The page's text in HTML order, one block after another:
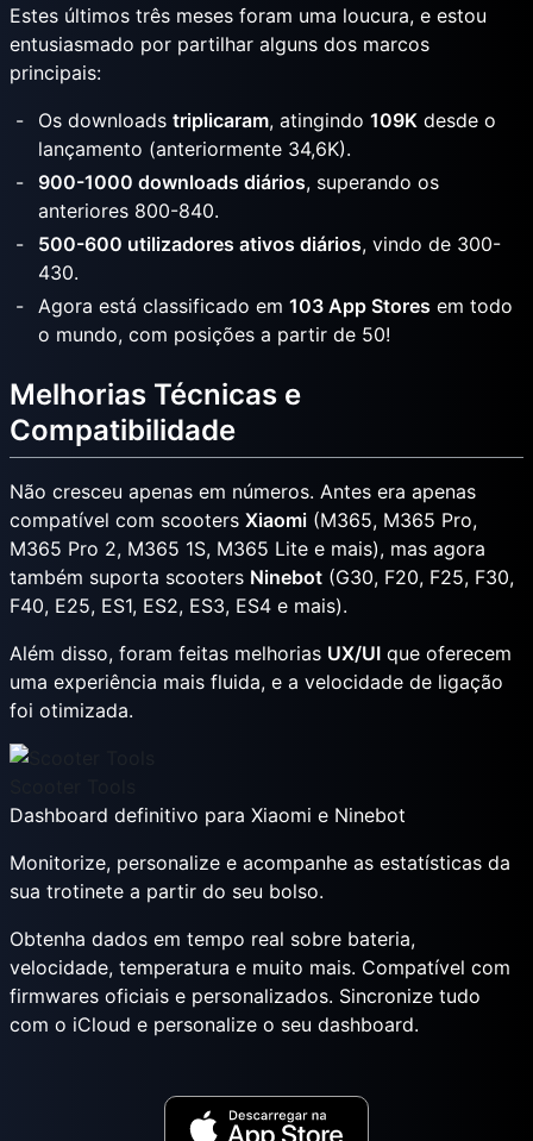
Estes últimos três meses foram uma loucura, e estou
entusiasmado por partilhar alguns dos marcos
principais:
Os downloads triplicaram, atingindo 109K desde o
lançamento (anteriormente 34,6K).
900-1000 downloads diários, superando os
anteriores 800-840.
500-600 utilizadores ativos diários, vindo de 300-
430.
Agora está classificado em 103 App Stores em todo
o mundo, com posições a partir de 50!
Melhorias Técnicas e
Compatibilidade
Não cresceu apenas em números. Antes era apenas
compatível com scooters Xiaomi (M365, M365 Pro,
M365 Pro 2, M365 1S, M365 Lite e mais), mas agora
também suporta scooters Ninebot (G30, F20, F25, F30,
F40, E25, ES1, ES2, ES3, ES4 e mais).
Além disso, foram feitas melhorias UX/UI que oferecem
uma experiência mais fluida, e a velocidade de ligação
foi otimizada.
Dashboard definitivo para Xiaomi e Ninebot
Monitorize, personalize e acompanhe as estatísticas da
sua trotinete a partir do seu bolso.
Obtenha dados em tempo real sobre bateria,
velocidade, temperatura e muito mais. Compatível com
firmwares oficiais e personalizados. Sincronize tudo
com o iCloud e personalize o seu dashboard.